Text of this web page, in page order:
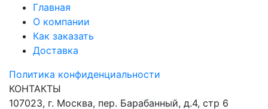
Главная
О компании
Как заказать
Доставка
Политика конфиденциальности
КОНТАКТЫ
107023, г. Москва, пер. Барабанный, д.4, стр 6